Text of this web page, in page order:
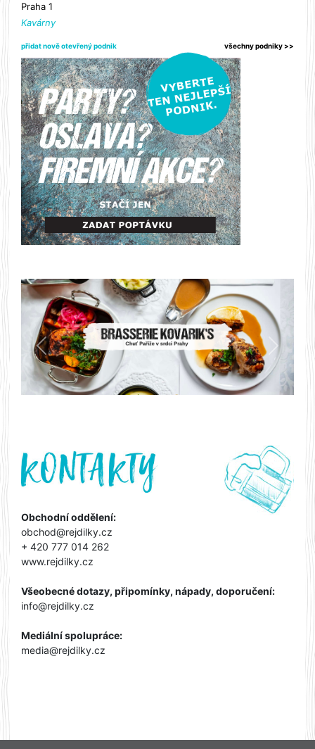
Praha 1
Kavárny
přidat nově otevřený podnik všechny podniky >>
Předchozí Další
Obchodní oddělení:
obchod@rejdilky.cz
+ 420 777 014 262
www.rejdilky.cz
Všeobecné dotazy, připomínky, nápady, doporučení:
info@rejdilky.cz
Mediální spolupráce:
media@rejdilky.cz